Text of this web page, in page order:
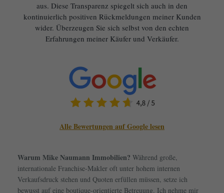
aus. Diese Transparenz spiegelt sich auch in den
kontinuierlich positiven Rückmeldungen meiner Kunden
wider. Überzeugen Sie sich selbst von den echten
Erfahrungen meiner Käufer und Verkäufer.
Alle Bewertungen auf Google lesen
Warum Mike Naumann Immobilien? Während große,
internationale Franchise-Makler oft unter hohem internen
Verkaufsdruck stehen und Quoten erfüllen müssen, setze ich
bewusst auf eine boutique-orientierte Betreuung. Ich nehme mir